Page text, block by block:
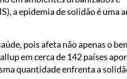
a epidemia de solidão é uma
pois afeta não apenas o
em cerca de 142 países
quantidade enfrenta a